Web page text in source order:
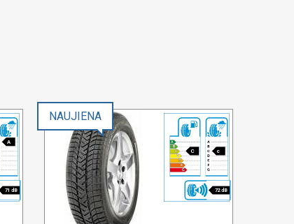
A
71 dB
C c
72 dB
NAUJIENA